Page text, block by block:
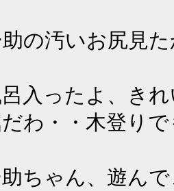
の汚いお尻見
入ったよ、き
わ・・木登り
ちゃん、遊ん